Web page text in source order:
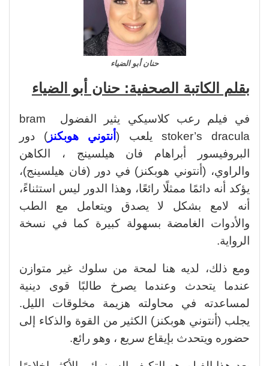
حنان أبو الضياء
بقلم الكاتبة الصحفية: حنان أبو الضياء
في فيلم رعب كلاسيكي يثير الفضول bram
stoker’s dracula يلعب (
أنتوني هوبكنز ) دور
البروفيسور أبراهام فان هيلسينج ، الكاهن
والراوي، (أنتوني هوبكنز) في دور (فان هيلسينج)،
يؤكد أنه دائمًا ممثلًا رائعًا، وهذا الدور ليس استثناءً،
أنه لامع بشكل لا يصدق ويتعامل مع الطب
والأدوات الغامضة بسهولة كبيرة كما في نسخة
الرواية.
ومع ذلك، لديه هنا لمحة من سلوك غير متوازن
عندما يتحدث وعندما يصرخ طالبًا قوى دينية
لمساعدته في محاولته هزيمة مخلوقات الليل.
يجلب (أنتوني هوبكنز) الكثير من القوة والذكاء إلى
حضوره ويتحدث بإيقاع سريع ، وهو رائع.